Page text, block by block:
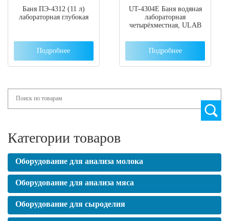
Баня ПЭ-4312 (11 л)
лабораторная глубокая
Подробнее
UT-4304Е Баня водяная
лабораторная
четырёхместная, ULAB
Подробнее
Категории товаров
Оборудование для анализа молока
Оборудование для анализа мяса
Оборудование для сыроделия